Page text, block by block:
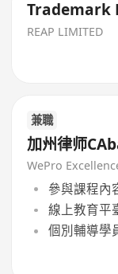
Trademark
REAP LIMITED
兼職
加州律师
WePro
參與課程內
線上教育平
個別輔導學